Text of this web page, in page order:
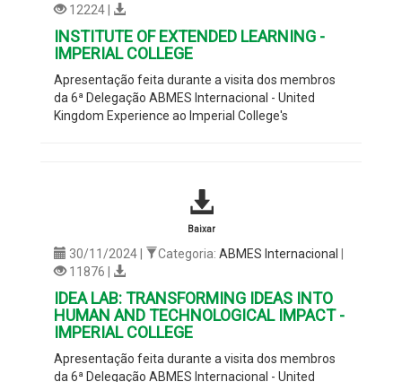
12224 |
INSTITUTE OF EXTENDED LEARNING -
IMPERIAL COLLEGE
Apresentação feita durante a visita dos membros
da 6ª Delegação ABMES Internacional - United
Kingdom Experience ao Imperial College's
Baixar
30/11/2024 | Categoria: ABMES Internacional
11876 |
IDEA LAB: TRANSFORMING IDEAS INTO
HUMAN AND TECHNOLOGICAL IMPACT -
IMPERIAL COLLEGE
Apresentação feita durante a visita dos membros
da 6ª Delegação ABMES Internacional - United